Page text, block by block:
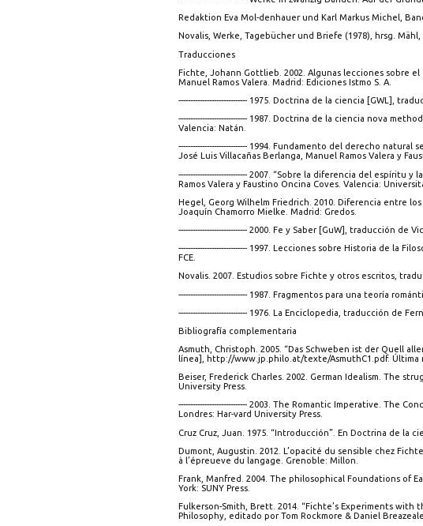
Redaktion Eva Mol-denhauer und Karl Markus Michel,
Novalis, Werke, Tagebücher und Briefe (1978), hrsg.
Traducciones
Fichte, Johann Gottlieb. 2002. Algunas lecciones sobre
Manuel Ramos Valera. Madrid: Ediciones Istmo S. A.
----------------------------- 1975. Doctrina de la ciencia [GWL],
----------------------------- 1987. Doctrina de la ciencia nova
Valencia: Natán.
----------------------------- 1994. Fundamento del derecho
José Luis Villacañas Berlanga, Manuel Ramos Valera y
----------------------------- 2007. “Sobre la diferencia del
Ramos Valera y Faustino Oncina Coves. Valencia:
Hegel, Georg Wilhelm Friedrich. 2010. Diferencia entre
Joaquín Chamorro Mielke. Madrid: Gredos.
----------------------------- 2000. Fe y Saber [GuW], traducción
----------------------------- 1997. Lecciones sobre Historia de la
FCE.
Novalis. 2007. Estudios sobre Fichte y otros escritos,
----------------------------- 1987. Fragmentos para una teoría
----------------------------- 1976. La Enciclopedia, traducción de
Bibliografía complementaria
Asmuth, Christoph. 2005. “Das Schweben ist der Quell
línea], http://www.jp.philo.at/texte/AsmuthC1.pdf. Última
Beiser, Frederick Charles. 2002. German Idealism. The
University Press.
----------------------------- 2003. The Romantic Imperative. The
Londres: Har-vard University Press.
Cruz Cruz, Juan. 1975. “Introducción”. En Doctrina de la
Dumont, Augustin. 2012. L’opacité du sensible chez
à l’épreueve du langage. Grenoble: Millon.
Frank, Manfred. 2004. The philosophical Foundations of
York: SUNY Press.
Fulkerson-Smith, Brett. 2014. “Fichte’s Experiments
Philosophy, editado por Tom Rockmore & Daniel